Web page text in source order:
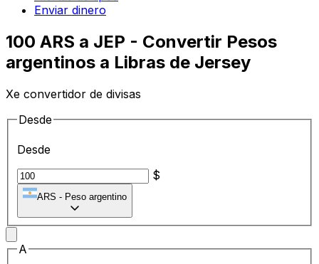
Enviar dinero
100 ARS a JEP - Convertir Pesos
argentinos a Libras de Jersey
Xe convertidor de divisas
Desde
Desde
$
ARS - Peso argentino
A